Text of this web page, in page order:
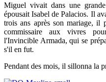
Miguel vivait dans une
épousait Isabel de Palacios. Il
trois ans après son mariage,
commissaire aux vivres
l'Invincible Armada, qui se
s'il en fut.
Pendant des mois, il sillonna la